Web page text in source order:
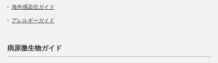
海外感染症ガイド
アレルギーガイド
病原微生物ガイド